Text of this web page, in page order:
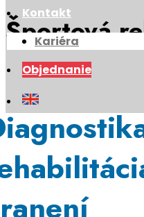
Kontakt
Kariéra
Objednanie
Športová